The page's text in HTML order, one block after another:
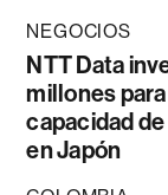
NEGOCIOS
NTT Data
millones
capacidad
en Japón